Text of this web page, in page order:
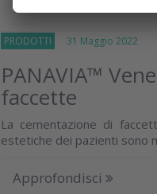
PRODOTTI 31 Maggio 2022
PANAVIA™
faccette
La cementazione di
estetiche dei pazienti sono
Approfondisci